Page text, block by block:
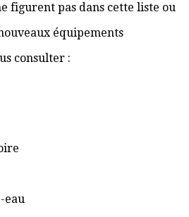
figurent pas dans cette liste ou
équipements
consulter :
eau